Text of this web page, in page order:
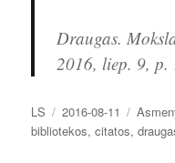
Draugas.
2016, liep. 9, p.
Autorius
LS Paskelbta
2016-08-11
bibliotekos,citatos,